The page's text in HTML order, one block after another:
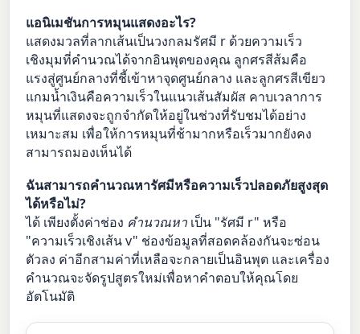
แอนิเมชันการหมุนแสดงอะไร?
แสดงมวลที่ลากเส้นเป็นวงกลมรัศมี r ด้วยความเร็ว
เชิงมุมที่คำนวณได้จากอินพุตของคุณ ลูกศรสีส้มคือ
แรงสู่ศูนย์กลางที่ชี้เข้าหาจุดศูนย์กลาง และลูกศรสีเขียว
แกมน้ำเงินคือความเร็วในแนวเส้นสัมผัส คาบเวลาการ
หมุนที่แสดงจะถูกจำกัดให้อยู่ในช่วงที่รับชมได้อย่าง
เหมาะสม เพื่อให้การหมุนที่ช้ามากหรือเร็วมากยังคง
สามารถมองเห็นได้
ฉันสามารถคำนวณหารัศมีหรือความเร็วปลอดภัยสูงสุด
ได้หรือไม่?
ได้ เพียงตั้งค่าช่อง คำนวณหา เป็น "รัศมี r" หรือ
"ความเร็วเชิงเส้น v" ช่องข้อมูลที่สอดคล้องกันจะซ่อน
ตัวลง ค่าอีกสามค่าที่เหลือจะกลายเป็นอินพุต และเครื่อง
คำนวณจะจัดรูปสูตรใหม่เพื่อหาคำตอบให้คุณโดย
อัตโนมัติ